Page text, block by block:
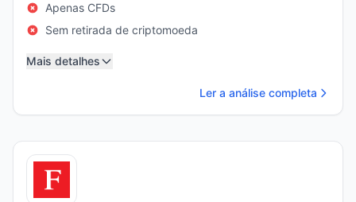
Apenas CFDs
Sem retirada de criptomoeda
Mais detalhes
Ler a análise completa